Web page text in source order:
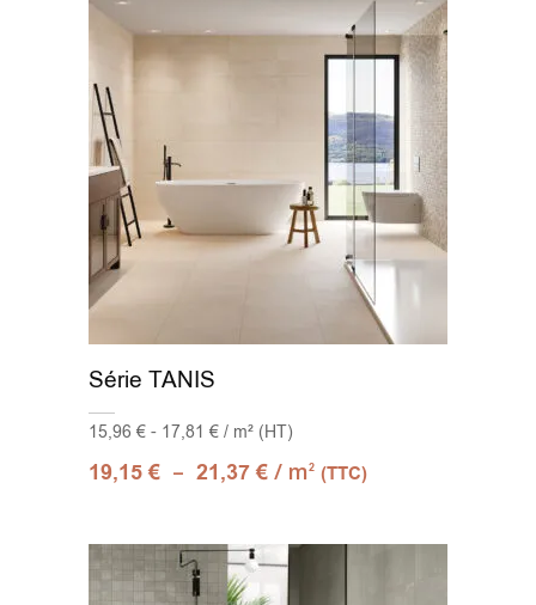
Série TANIS
15,96 € - 17,81 € / m² (HT)
19,15€ – 21,37€ / m2 (TTC)